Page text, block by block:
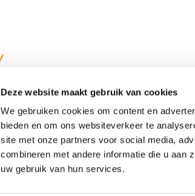
Deze website maakt gebruik van cookies
We gebruiken cookies om content en
bieden en om ons websiteverkeer te
site met onze partners voor social media,
combineren met andere informatie die u aan
uw gebruik van hun services.
Sorteren in je
Derecyclage
verpakkingen